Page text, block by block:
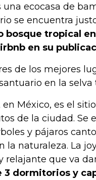
una ecocasa de
se encuentra
bosque tropical
en su
de los mejores
en la
en México, es el
de la ciudad. Se
y pájaros
la naturaleza. La
relajante que va
3 dormitorios y